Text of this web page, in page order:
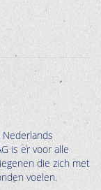
is er voor alle
die zich met
voelen.